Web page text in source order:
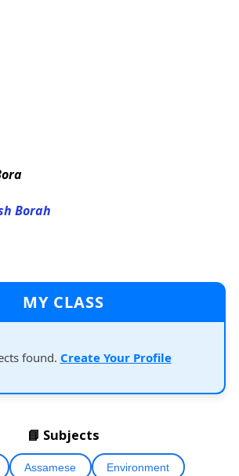
Borah
MY CLASS
found. Create Your Profile
📘 Subjects
Assamese Environment